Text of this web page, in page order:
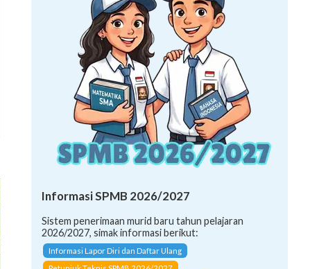
Informasi SPMB 2026/2027
Sistem penerimaan murid baru tahun pelajaran
2026/2027, simak informasi berikut:
Informasi Lapor Diri dan Daftar Ulang